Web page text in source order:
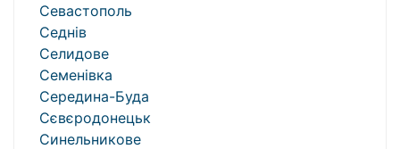
Севастополь
Седнів
Селидове
Семенівка
Середина-Буда
Сєвєродонецьк
Синельникове